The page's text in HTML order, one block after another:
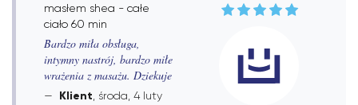
masłem shea - całe
ciało 60 min
Bardzo miła obsługa,
intymny nastrój, bardzo miłe
wrażenia z masażu. Dziekuje
Klient , środa, 4 luty